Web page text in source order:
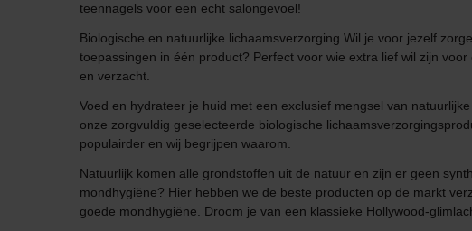
teennagels voor een echt salongevoel!
Biologische en natuurlijke lichaamsverzorging Wil je voor jezelf
toepassingen in één product? Perfect voor wie extra lief wil zijn
en verzacht.
Voed en hydrateer je huid met een exclusief mengsel van
onze zorgvuldig geselecteerde biologische
populairder en wij begrijpen waarom.
Natuurlijk komen alle grondstoffen uit de natuur en zijn er geen
mondhygiëne? Hier hebben we de beste producten op de markt
goede mondhygiëne. Droom je van een klassieke Hollywood-